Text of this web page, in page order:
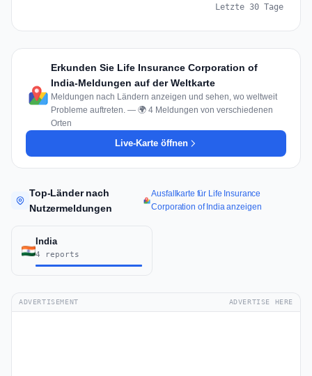
Letzte 30 Tage
Erkunden Sie Life Insurance Corporation of
India-Meldungen auf der Weltkarte
Meldungen nach Ländern anzeigen und sehen, wo weltweit
Probleme auftreten. — 🌍 4 Meldungen von verschiedenen
Orten
Live-Karte öffnen
Top-Länder nach
Nutzermeldungen
Ausfallkarte für Life Insurance
Corporation of India anzeigen
India
4 reports
ADVERTISEMENT ADVERTISE HERE